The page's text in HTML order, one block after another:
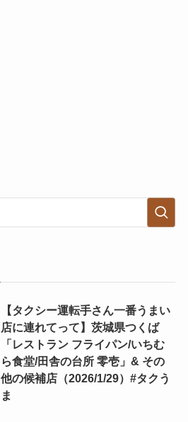
【タクシー運転手さん一番うまい
店に連れてって】茨城県つくば
「レストラン フライパン/いちむ
ら食堂/田舎の台所 零壱」& その
他の候補店（2026/1/29）#タクう
ま